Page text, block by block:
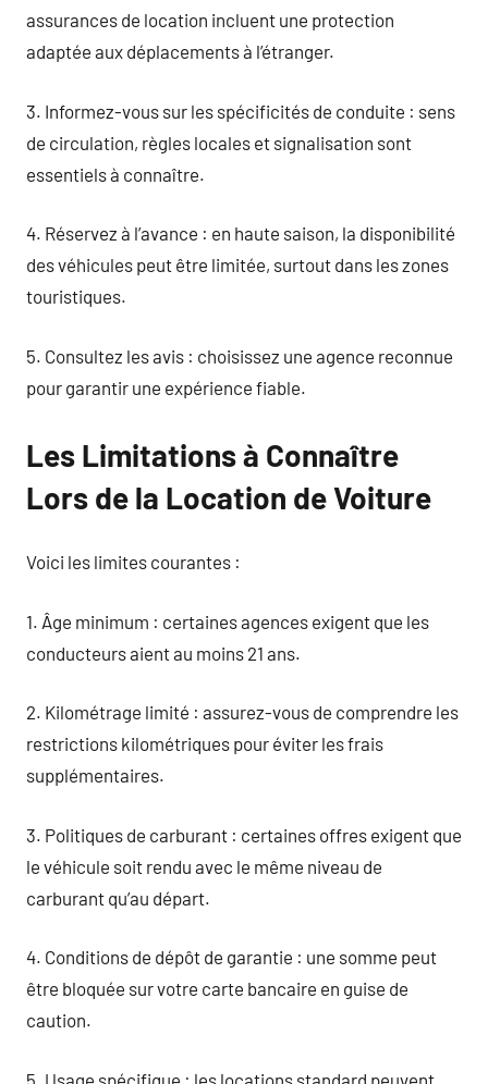
assurances de location incluent une protection
adaptée aux déplacements à l’étranger.
3. Informez-vous sur les spécificités de conduite : sens
de circulation, règles locales et signalisation sont
essentiels à connaître.
4. Réservez à l’avance : en haute saison, la disponibilité
des véhicules peut être limitée, surtout dans les zones
touristiques.
5. Consultez les avis : choisissez une agence reconnue
pour garantir une expérience fiable.
Les Limitations à Connaître
Lors de la Location de Voiture
Voici les limites courantes :
1. Âge minimum : certaines agences exigent que les
conducteurs aient au moins 21 ans.
2. Kilométrage limité : assurez-vous de comprendre les
restrictions kilométriques pour éviter les frais
supplémentaires.
3. Politiques de carburant : certaines offres exigent que
le véhicule soit rendu avec le même niveau de
carburant qu’au départ.
4. Conditions de dépôt de garantie : une somme peut
être bloquée sur votre carte bancaire en guise de
caution.
5. Usage spécifique : les locations standard peuvent